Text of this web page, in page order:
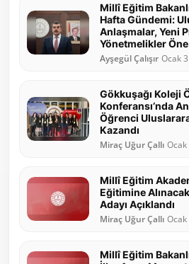
Millî Eğitim
Hafta Gündemi:
Anlaşmalar, Yeni
Yönetmelikler Öne
Ayşegül Çalışır Ocak
Gökkuşağı Koleji
Konferansı’nda
Öğrenci
Kazandı
Miraç Uğur Çallı
Millî Eğitim
Eğitimine
Adayı Açıklandı
Miraç Uğur Çallı
Millî Eğitim